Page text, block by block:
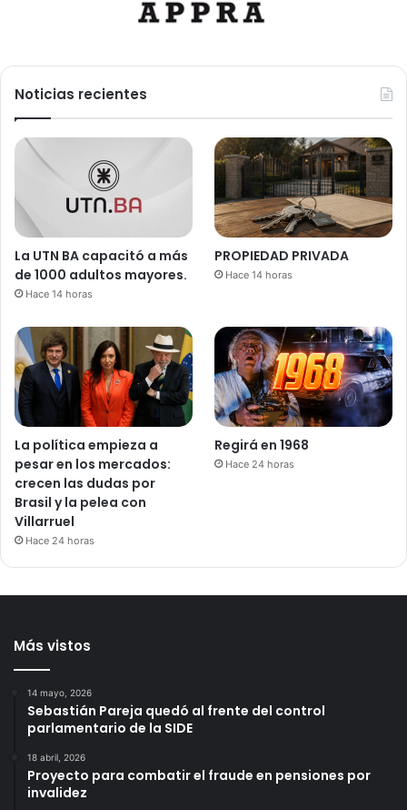
Noticias recientes
La UTN BA capacitó a más
de 1000 adultos mayores.
Hace 14 horas
PROPIEDAD PRIVADA
Hace 14 horas
La política empieza a
pesar en los mercados:
crecen las dudas por
Brasil y la pelea con
Villarruel
Hace 24 horas
Regirá en 1968
Hace 24 horas
Más vistos
14 mayo, 2026
Sebastián Pareja quedó al frente del control
parlamentario de la SIDE
18 abril, 2026
Proyecto para combatir el fraude en pensiones por
invalidez